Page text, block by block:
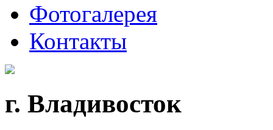
Фотогалерея
Контакты
г. Владивосток